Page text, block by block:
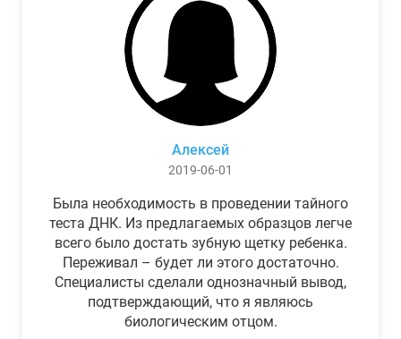
Алексей
2019-06-01
Была необходимость в проведении тайного
теста ДНК. Из предлагаемых образцов легче
всего было достать зубную щетку ребенка.
Переживал – будет ли этого достаточно.
Специалисты сделали однозначный вывод,
подтверждающий, что я являюсь
биологическим отцом.